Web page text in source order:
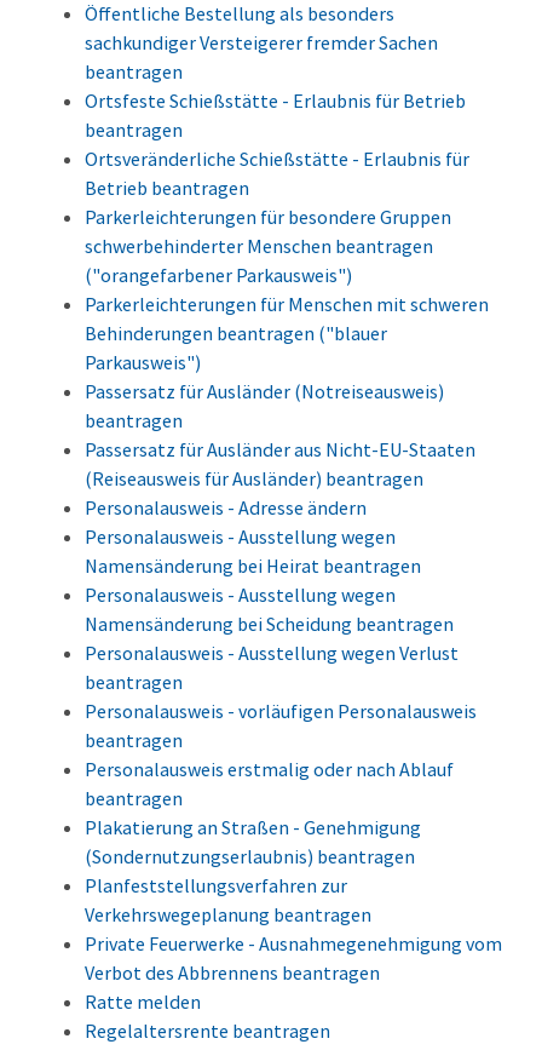
Öffentliche Bestellung als besonders
sachkundiger Versteigerer fremder Sachen
beantragen
Ortsfeste Schießstätte - Erlaubnis für Betrieb
beantragen
Ortsveränderliche Schießstätte - Erlaubnis für
Betrieb beantragen
Parkerleichterungen für besondere Gruppen
schwerbehinderter Menschen beantragen
("orangefarbener Parkausweis")
Parkerleichterungen für Menschen mit schweren
Behinderungen beantragen ("blauer
Parkausweis")
Passersatz für Ausländer (Notreiseausweis)
beantragen
Passersatz für Ausländer aus Nicht-EU-Staaten
(Reiseausweis für Ausländer) beantragen
Personalausweis - Adresse ändern
Personalausweis - Ausstellung wegen
Namensänderung bei Heirat beantragen
Personalausweis - Ausstellung wegen
Namensänderung bei Scheidung beantragen
Personalausweis - Ausstellung wegen Verlust
beantragen
Personalausweis - vorläufigen Personalausweis
beantragen
Personalausweis erstmalig oder nach Ablauf
beantragen
Plakatierung an Straßen - Genehmigung
(Sondernutzungserlaubnis) beantragen
Planfeststellungsverfahren zur
Verkehrswegeplanung beantragen
Private Feuerwerke - Ausnahmegenehmigung vom
Verbot des Abbrennens beantragen
Ratte melden
Regelaltersrente beantragen